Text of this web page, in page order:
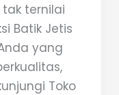
ternilai
Batik Jetis
yang
Toko